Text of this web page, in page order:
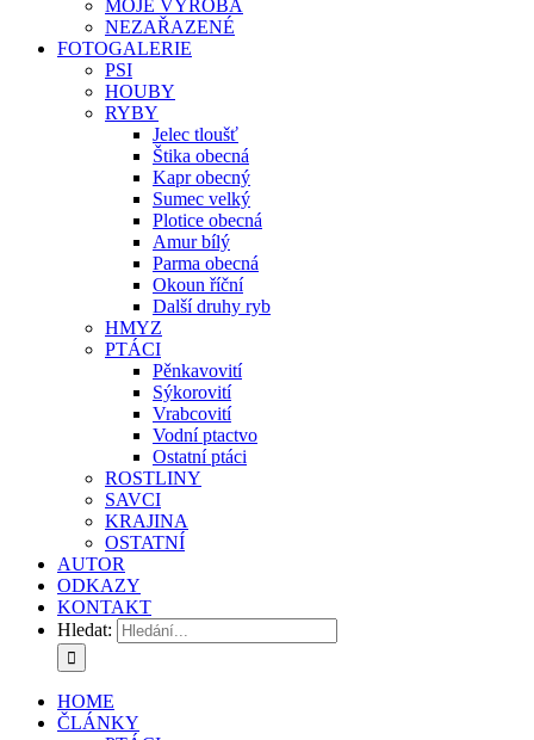
MOJE VÝROBA
NEZAŘAZENÉ
FOTOGALERIE
PSI
HOUBY
RYBY
Jelec tloušť
Štika obecná
Kapr obecný
Sumec velký
Plotice obecná
Amur bílý
Parma obecná
Okoun říční
Další druhy ryb
HMYZ
PTÁCI
Pěnkavovití
Sýkorovití
Vrabcovití
Vodní ptactvo
Ostatní ptáci
ROSTLINY
SAVCI
KRAJINA
OSTATNÍ
AUTOR
ODKAZY
KONTAKT
Hledat:
HOME
ČLÁNKY